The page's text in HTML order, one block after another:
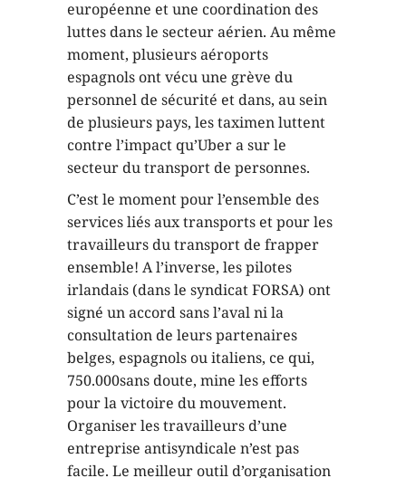
européenne et une coordination des
luttes dans le secteur aérien. Au même
moment, plusieurs aéroports
espagnols ont vécu une grève du
personnel de sécurité et dans, au sein
de plusieurs pays, les taximen luttent
contre l’impact qu’Uber a sur le
secteur du transport de personnes.
C’est le moment pour l’ensemble des
services liés aux transports et pour les
travailleurs du transport de frapper
ensemble! A l’inverse, les pilotes
irlandais (dans le syndicat FORSA) ont
signé un accord sans l’aval ni la
consultation de leurs partenaires
belges, espagnols ou italiens, ce qui,
750.000sans doute, mine les efforts
pour la victoire du mouvement.
Organiser les travailleurs d’une
entreprise antisyndicale n’est pas
facile. Le meilleur outil d’organisation